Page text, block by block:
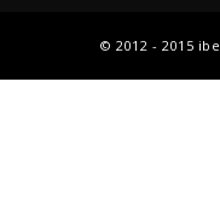
© 2012 - 2015